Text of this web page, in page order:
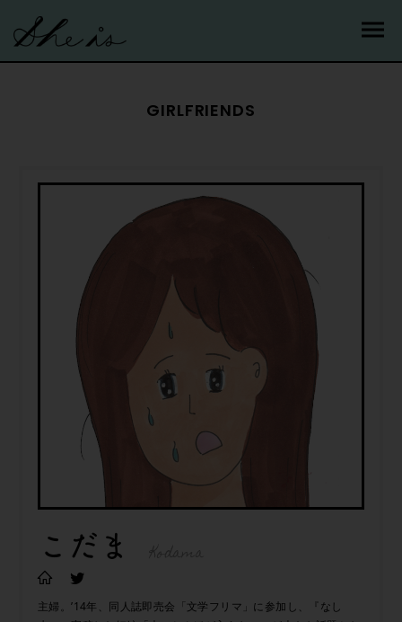
GIRLFRIENDS
こだま
主婦。’14年、同人誌即売会「文学フリマ」に参加し、『なし